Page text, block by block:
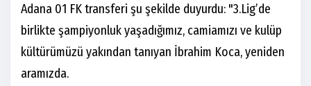
Adana 01 FK transferi şu şekilde duyurdu: "3.Lig’de
birlikte şampiyonluk yaşadığımız, camiamızı ve kulüp
kültürümüzü yakından tanıyan İbrahim Koca, yeniden
aramızda.